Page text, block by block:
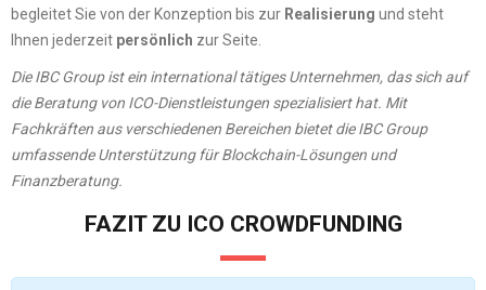
begleitet Sie von der Konzeption bis zur Realisierung und steht
Ihnen jederzeit persönlich zur Seite.
Die IBC Group ist ein international tätiges Unternehmen, das sich auf
die Beratung von ICO-Dienstleistungen spezialisiert hat. Mit
Fachkräften aus verschiedenen Bereichen bietet die IBC Group
umfassende Unterstützung für Blockchain-Lösungen und
Finanzberatung.
FAZIT ZU ICO CROWDFUNDING